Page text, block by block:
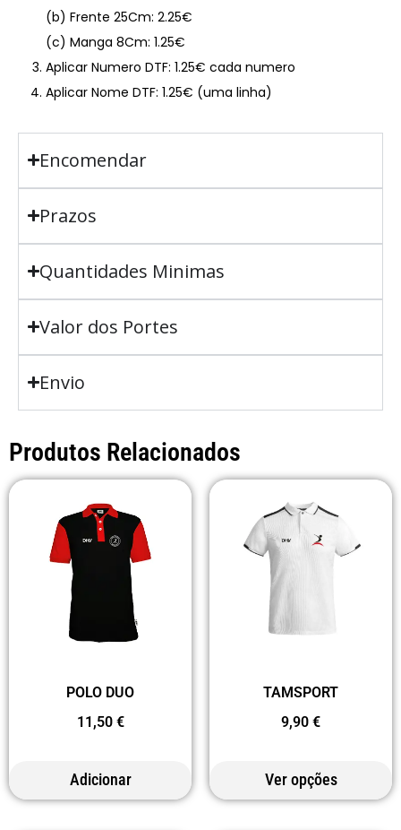
(b) Frente 25Cm: 2.25€
(c) Manga 8Cm: 1.25€
Aplicar Numero DTF: 1.25€ cada numero
Aplicar Nome DTF: 1.25€ (uma linha)
Encomendar
Prazos
Quantidades Minimas
Valor dos Portes
Envio
Produtos Relacionados
POLO DUO
11,50 €
Adicionar
TAMSPORT
9,90 €
Ver opções